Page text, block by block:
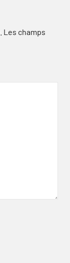
Les champs